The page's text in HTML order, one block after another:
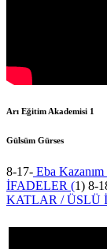
Arı Eğitim Akademisi 1
Gülsüm Gürses
8-17- Eba
İFADELER (1) 8-
KATLAR / ÜSLÜ